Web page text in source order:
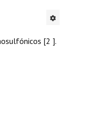
[2 ].